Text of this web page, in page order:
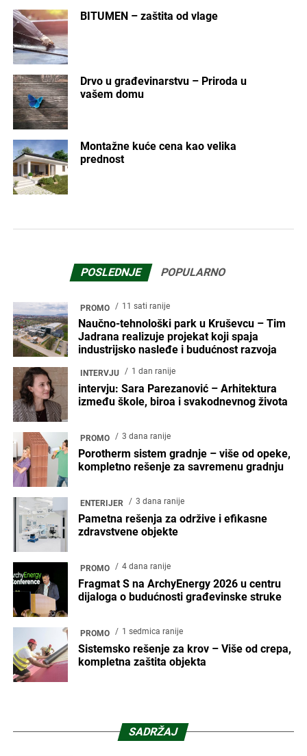
BITUMEN – zaštita od vlage
Drvo u građevinarstvu – Priroda u
vašem domu
Montažne kuće cena kao velika
prednost
POSLEDNJE POPULARNO
PROMO 11 sati ranije
Naučno-tehnološki park u Kruševcu – Tim
Jadrana realizuje projekat koji spaja
industrijsko nasleđe i budućnost razvoja
INTERVJU 1 dan ranije
intervju: Sara Parezanović – Arhitektura
između škole, biroa i svakodnevnog života
PROMO 3 dana ranije
Porotherm sistem gradnje – više od opeke,
kompletno rešenje za savremenu gradnju
ENTERIJER 3 dana ranije
Pametna rešenja za održive i efikasne
zdravstvene objekte
PROMO 4 dana ranije
Fragmat S na ArchyEnergy 2026 u centru
dijaloga o budućnosti građevinske struke
PROMO 1 sedmica ranije
Sistemsko rešenje za krov – Više od crepa,
kompletna zaštita objekta
SADRŽAJ